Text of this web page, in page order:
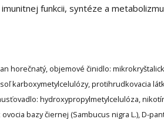
funkcii, syntéze a
horečnatý, objemové činidlo:
karboxymetylcelulózy, protihrudkovacia
hydroxypropylmetylcelulóza,
bazy čiernej (Sambucus nigra L.), D-